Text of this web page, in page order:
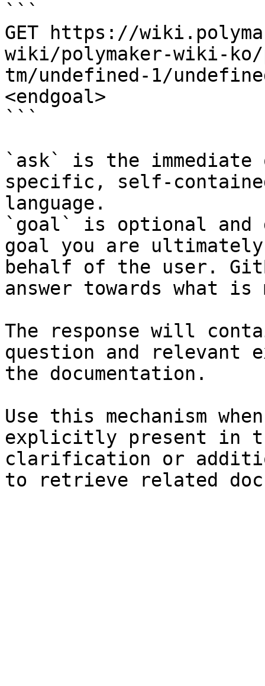
```
GET https://
wiki/polymaker-wiki-ko/
tm/undefined-1/
<endgoal>
```
`ask` is the
specific, self-
language.
`goal` is optional and
goal you are
behalf of the user.
answer towards what
The response will
question and relevant
the documentation.
Use this mechanism
explicitly present in
clarification or